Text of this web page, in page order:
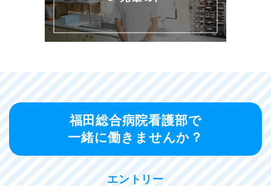
福田総合病院看護部で
一緒に働きませんか？
エントリー